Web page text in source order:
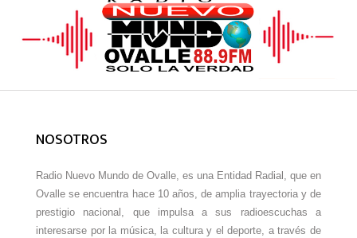
NOSOTROS
Radio Nuevo Mundo de Ovalle, es una Entidad Radial, que en
Ovalle se encuentra hace 10 años, de amplia trayectoria y de
prestigio nacional, que impulsa a sus radioescuchas a
interesarse por la música, la cultura y el deporte, a través de